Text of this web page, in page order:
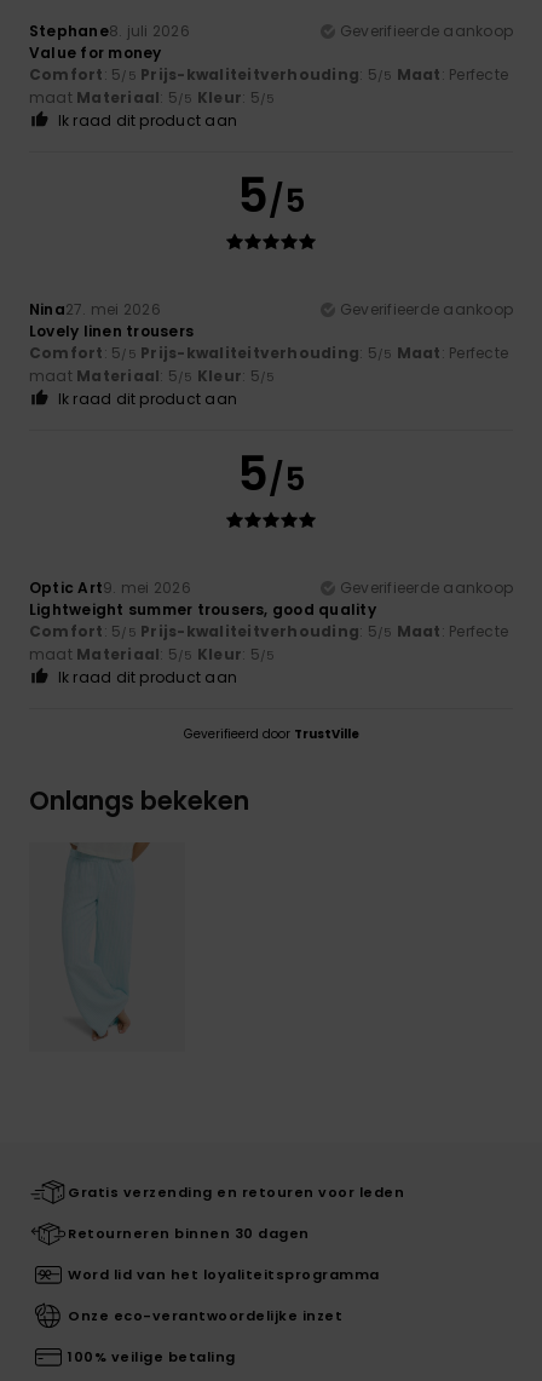
Stephane8. juli 2026
Geverifieerde aankoop
Value for money
Comfort: 5/5 Prijs-kwaliteitverhouding: 5/5 Maat: Perfecte
maat Materiaal: 5/5 Kleur: 5/5
Ik raad dit product aan
5/5
Nina27. mei 2026
Geverifieerde aankoop
Lovely linen trousers
Comfort: 5/5 Prijs-kwaliteitverhouding: 5/5 Maat: Perfecte
maat Materiaal: 5/5 Kleur: 5/5
Ik raad dit product aan
5/5
Optic Art9. mei 2026
Geverifieerde aankoop
Lightweight summer trousers, good quality
Comfort: 5/5 Prijs-kwaliteitverhouding: 5/5 Maat: Perfecte
maat Materiaal: 5/5 Kleur: 5/5
Ik raad dit product aan
Geverifieerd door TrustVille
Onlangs bekeken
Gratis verzending en retouren voor leden
Retourneren binnen 30 dagen
Word lid van het loyaliteitsprogramma
Onze eco-verantwoordelijke inzet
100% veilige betaling